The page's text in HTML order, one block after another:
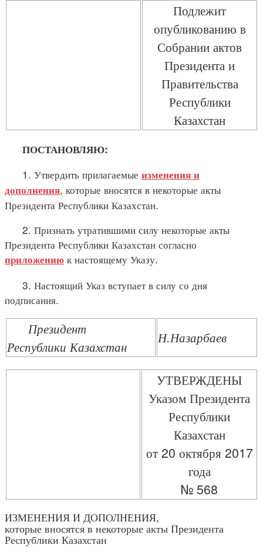
Подлежит
опубликованию в
Собрании актов
Президента и
Правительства
Республики
Казахстан
ПОСТАНОВЛЯЮ:
1. Утвердить прилагаемые изменения и
дополнения, которые вносятся в некоторые акты
Президента Республики Казахстан.
2. Признать утратившими силу некоторые акты
Президента Республики Казахстан согласно
приложению к настоящему Указу.
3. Настоящий Указ вступает в силу со дня
подписания.
Президент
Республики Казахстан
Н.Назарбаев
УТВЕРЖДЕНЫ
Указом Президента
Республики
Казахстан
от 20 октября 2017
года
№ 568
ИЗМЕНЕНИЯ И ДОПОЛНЕНИЯ,
которые вносятся в некоторые акты Президента
Республики Казахстан